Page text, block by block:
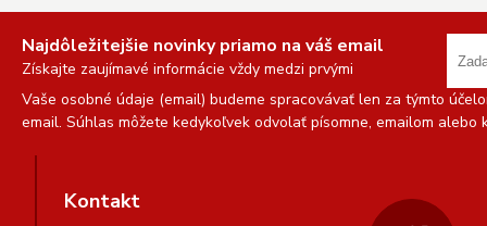
Najdôležitejšie novinky priamo na váš email
Získajte zaujímavé informácie vždy medzi prvými
Vaše osobné údaje (email) budeme spracovávať len za týmto
email. Súhlas môžete kedykoľvek odvolať písomne, emailom
Kontakt